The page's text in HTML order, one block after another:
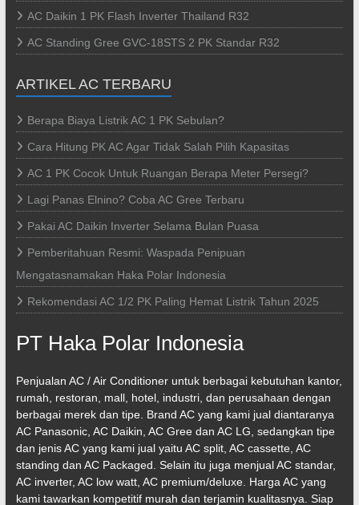
AC Daikin 1 PK Flash Inverter Thailand R32
AC Standing Gree GVC-18STS 2 PK Standar R32
ARTIKEL AC TERBARU
Berapa Biaya Listrik AC 1 PK Sebulan?
Cara Hitung PK AC Agar Tidak Salah Pilih Kapasitas
AC 1 PK Cocok Untuk Ruangan Berapa Meter Persegi?
Lagi Panas Elnino? Coba AC Gree Terbaru
Pakai AC Daikin Inverter Selama Bulan Puasa
Pemberitahuan Resmi: Waspada Penipuan
Mengatasnamakan Haka Polar Indonesia
Rekomendasi AC 1/2 PK Paling Hemat Listrik Tahun 2025
PT Haka Polar Indonesia
Penjualan AC / Air Conditioner untuk berbagai kebutuhan kantor,
rumah, restoran, mall, hotel, industri, dan perusahaan dengan
berbagai merek dan tipe. Brand AC yang kami jual diantaranya
AC Panasonic, AC Daikin, AC Gree dan AC LG, sedangkan tipe
dan jenis AC yang kami jual yaitu AC split, AC cassette, AC
standing dan AC Packaged. Selain itu juga menjual AC standar,
AC inverter, AC low watt, AC premium/deluxe. Harga AC yang
kami tawarkan kompetitif murah dan terjamin kualitasnya. Siap